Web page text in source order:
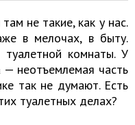
не такие, как у нас.
в мелочах, в быту.
комнаты. У
— неотъемлемая часть
так не думают. Есть
туалетных делах?